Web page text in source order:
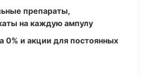
препараты,
на каждую ампулу
0% и акции для постоянных